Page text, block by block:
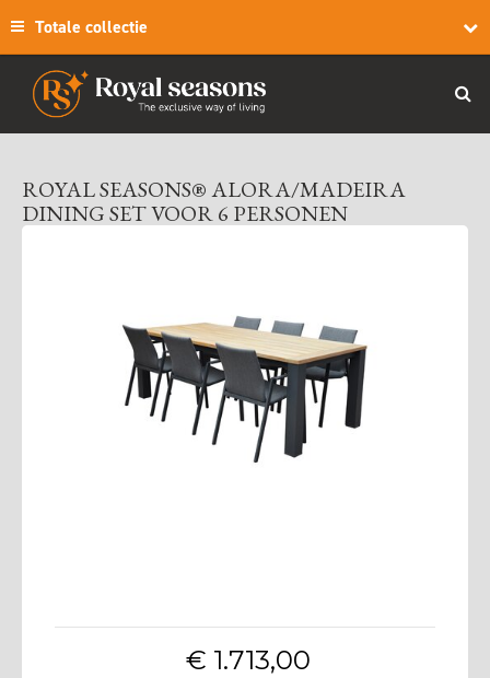
Totale collectie
ROYAL SEASONS® ALORA/MADEIRA
DINING SET VOOR 6 PERSONEN
€ 1.713,00